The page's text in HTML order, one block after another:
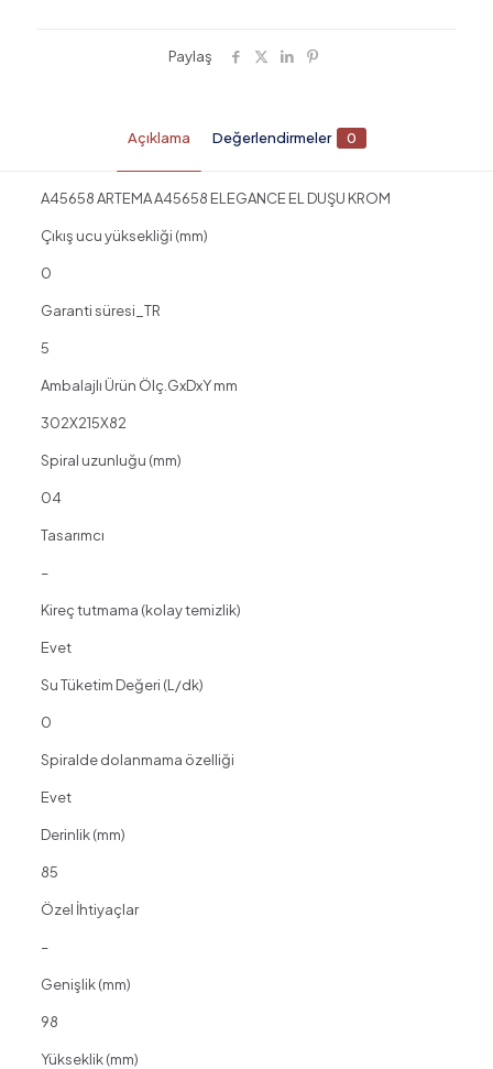
Paylaş
Açıklama Değerlendirmeler 0
A45658 ARTEMA A45658 ELEGANCE EL DUŞU KROM
Çıkış ucu yüksekliği (mm)
0
Garanti süresi_TR
5
Ambalajlı Ürün Ölç.GxDxY mm
302X215X82
Spiral uzunluğu (mm)
04
Tasarımcı
–
Kireç tutmama (kolay temizlik)
Evet
Su Tüketim Değeri (L/dk)
0
Spiralde dolanmama özelliği
Evet
Derinlik (mm)
85
Özel İhtiyaçlar
–
Genişlik (mm)
98
Yükseklik (mm)